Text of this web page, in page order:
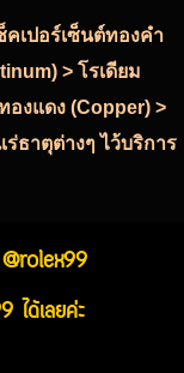
คเปอร์เซ็นต์ทองคำ
> โรเดียม
องแดง (Copper) >
ธาตุต่างๆ ไว้บริการ
ได้เลยค่ะ